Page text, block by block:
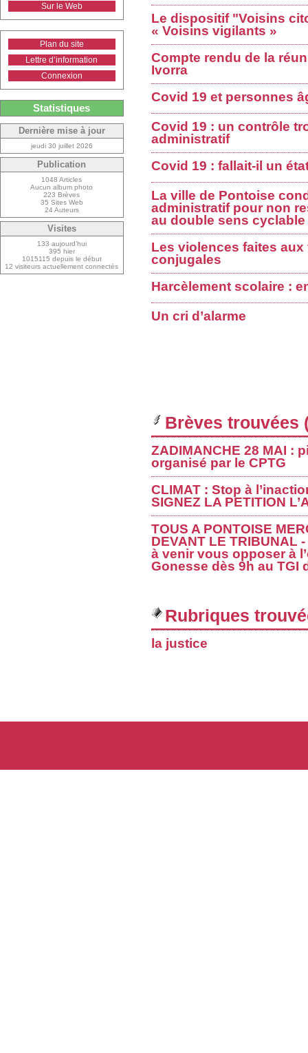
Le dispositif "Voisins
« Voisins vigilants »
Compte rendu de la
Ivorra
Covid 19 et personnes
Covid 19 : un contrôle
administratif
Covid 19 : fallait-il un
La ville de Pontoise
administratif pour non
au double sens cyclable
Les violences faites
conjugales
Harcèlement scolaire :
Un cri d’alarme
Brèves trouvées
ZADIMANCHE 28 MAI :
organisé par le CPTG
CLIMAT : Stop à
SIGNEZ LA PETITION
TOUS A PONTOISE
DEVANT LE TRIBUNAL
à venir vous opposer à
Gonesse dès 9h au TGI
Rubriques
la justice
Sur le Web
Plan du site
Lettre d’information
Connexion
Statistiques
Dernière mise à jour
jeudi 30 juillet 2026
Publication
1048 Articles
Aucun album photo
223 Brèves
35 Sites Web
24 Auteurs
Visites
133 aujourd’hui
395 hier
1015115 depuis le début
12 visiteurs actuellement connectés